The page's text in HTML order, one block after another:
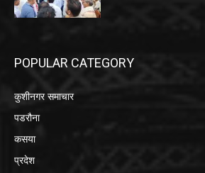
POPULAR CATEGORY
कुशीनगर समाचार
पडरौना
कसया
प्रदेश